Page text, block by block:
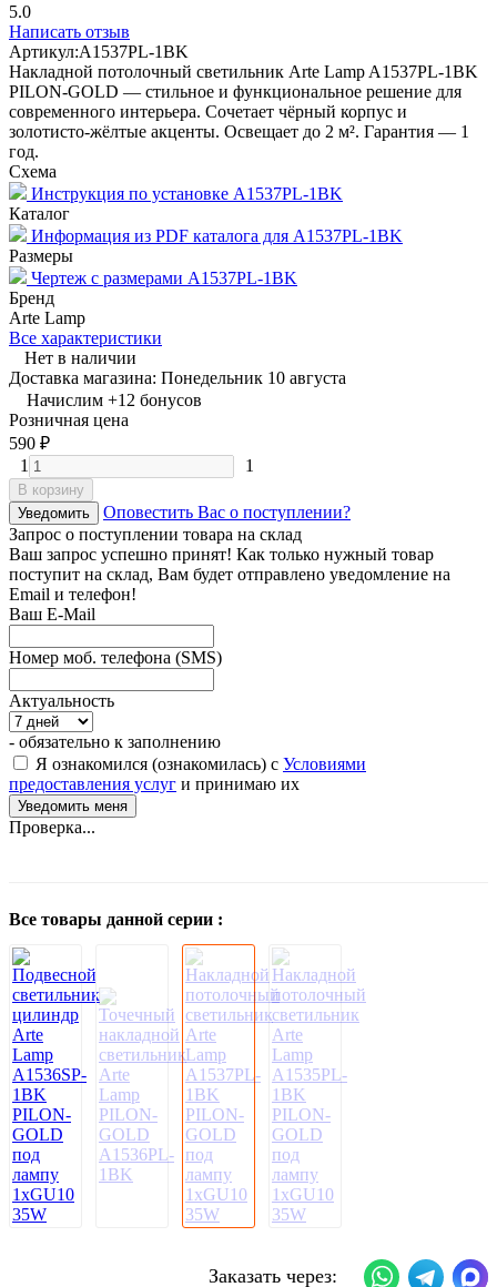
5.0
Написать отзыв
Артикул:A1537PL-1BK
Накладной потолочный светильник Arte Lamp A1537PL-1BK
PILON-GOLD — стильное и функциональное решение для
современного интерьера. Сочетает чёрный корпус и
золотисто-жёлтые акценты. Освещает до 2 м². Гарантия — 1
год.
Схема
Инструкция по установке A1537PL-1BK
Каталог
Информация из PDF каталога для A1537PL-1BK
Размеры
Чертеж с размерами A1537PL-1BK
Бренд
Arte Lamp
Все характеристики
Нет в наличии
Доставка магазина: Понедельник 10 августа
Начислим +12 бонусов
Розничная цена
590 ₽
1
1
В корзину
Уведомить
Оповестить Вас о поступлении?
Запрос о поступлении товара на склад
Ваш запрос успешно принят! Как только нужный товар
поступит на склад, Вам будет отправлено уведомление на
Email и телефон!
Ваш E-Mail
Номер моб. телефона (SMS)
Актуальность
- обязательно к заполнению
Я ознакомился (ознакомилась) с Условиями
предоставления услуг и принимаю их
Проверка...
Все товары данной серии :
Заказать через: